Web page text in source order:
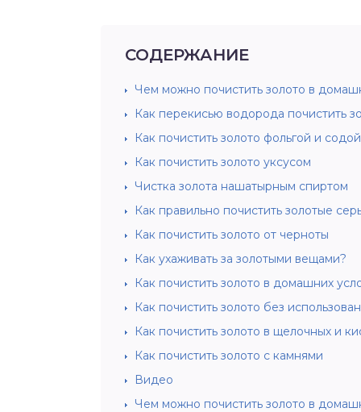
СОДЕРЖАНИЕ
Чем можно почистить золото в
Как перекисью водорода почистить
Как почистить золото фольгой и содой
Как почистить золото уксусом
Чистка золота нашатырным спиртом
Как правильно почистить золотые
Как почистить золото от черноты
Как ухаживать за золотыми вещами?
Как почистить золото в домашних
Как почистить золото без
Как почистить золото в щелочных и
Как почистить золото с камнями
Видео
Чем можно почистить золото в